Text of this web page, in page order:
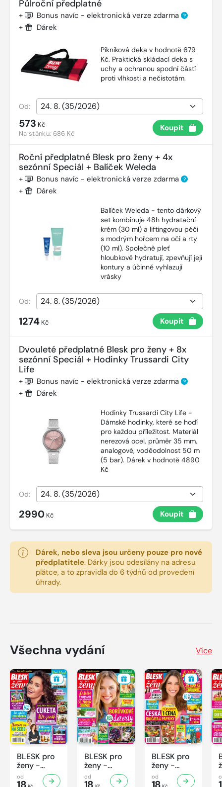
Půlroční předplatné
+ Bonus navíc - elektronická verze zdarma ?
+ Dárek
Pikniková deka v hodnotě 679
Kč. Praktická skládací deka s
uchy a ochranou spodní částí
proti vlhkosti a nečistotám.
Od:
573 Kč
Na stánku:686 Kč
Koupit
Roční předplatné Blesk pro ženy + 4x
sezónní Speciál + Balíček Weleda
+ Bonus navíc - elektronická verze zdarma ?
+ Dárek
Balíček Weleda - tento dárkový
set kombinuje 48h hydratační
krém (30 ml) a liftingovou péči
s modrým hořcem na oči a rty
(10 ml). Společně pleť
hloubkově hydratují, zpevňují její
kontury a účinně vyhlazují
vrásky
Od:
1274 Kč Koupit
Dvouleté předplatné Blesk pro ženy + 8x
sezónní Speciál + Hodinky Trussardi City
Life
+ Bonus navíc - elektronická verze zdarma ?
+ Dárek
Hodinky Trussardi City Life -
Dámské hodinky, které se hodí
pro každou příležitost. Materiál
nerezová ocel, průměr 35 mm,
analogové, voděodolnost 50 m
(5 bar). Dárek v hodnotě 4890
Kč
Od:
2990 Kč Koupit
Dárek, nebo sleva jsou určeny pouze pro nové
předplatitele. Dárky jsou odesílány na adresu
plátce, a to zpravidla do 6 týdnů od provedení
úhrady.
Všechna vydání Více
BLESK pro
ženy -
32/2026
od
18
BLESK pro
ženy -
31/2026
od
18
BLESK pro
ženy -
30/2026
od
18